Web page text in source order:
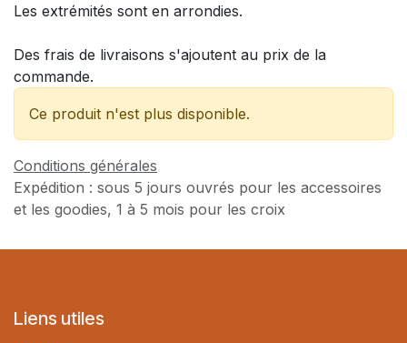
Les extrémités sont en arrondies.
Des frais de livraisons s'ajoutent au prix de la
commande.
Ce produit n'est plus disponible.
Conditions générales
Expédition : sous 5 jours ouvrés pour les accessoires
et les goodies, 1 à 5 mois pour les croix
Liens utiles